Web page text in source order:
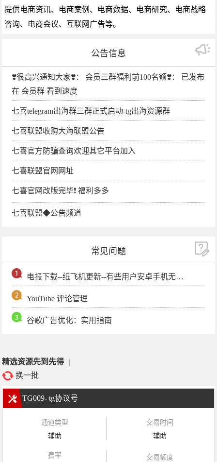
提供电商资讯、电商案例、电商数据、电商研究、电商战略
咨询、电商会议、互联网广告等。
公告信息
❣️很高兴通知大家❣️： 会员三群福利前100名额❣️： 已发布
在 会员群 看到速度
七喜telegram出海群三群正式启动-tg出海资源群
七喜联盟收购大海联盟公告
七喜官方防骗查询欢迎其它平台加入
七喜联盟官网网址
七喜官网改版完毕❗️ 福利多多
七喜联盟◆公告频道
常见问题
电报下载--纸飞机更新--有些用户安卓手机无法更新电报软件
YouTube 评论管理
谷歌广告优化：实用指南
精选资源先到先得 |
换一批
TG009- tg协议号
通道类型
辅助
交易时间
辅助
费率
交易额度